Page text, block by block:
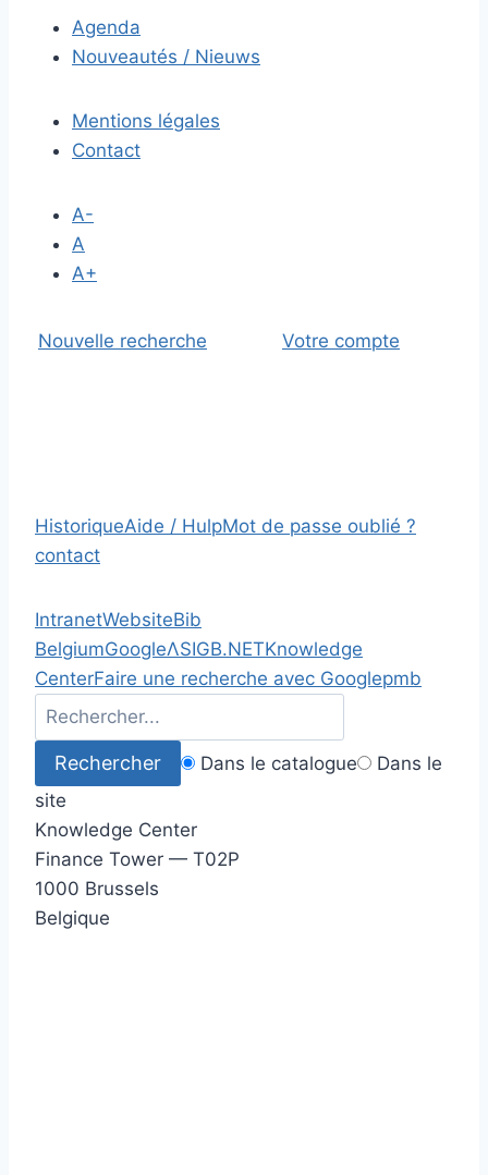
Agenda
Nouveautés / Nieuws
Mentions légales
Contact
A-
A
A+
Nouvelle recherche Votre compte
HistoriqueAide / HulpMot de passe oublié ?
contact
IntranetWebsiteBib
BelgiumGoogleΛSIGB.NETKnowledge
CenterFaire une recherche avec Googlepmb
Dans le catalogue
Dans le
site
Knowledge Center
Finance Tower — T02P
1000 Brussels
Belgique